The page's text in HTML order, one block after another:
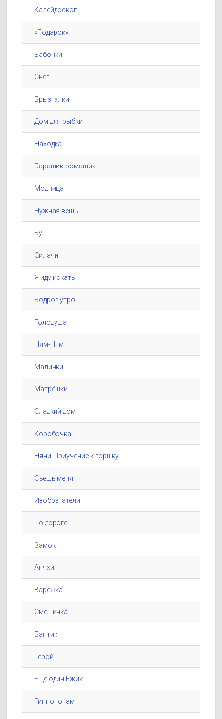
Калейдоскоп
«Подарок»
Бабочки
Снег
Брызгалки
Дом для рыбки
Находка
Барашик-ромашик
Модница
Нужная вещь
Бу!
Силачи
Я иду искать!
Бодрое утро
Голодуша
Ням-Ням
Малинки
Матрёшки
Сладкий дом
Коробочка
Няни. Приучение к горшку
Съешь меня!
Изобретатели
По дороге
Замок
Апчхи!
Варежка
Смешинка
Бантик
Герой
Ещё один Ёжик
Гиппопотам